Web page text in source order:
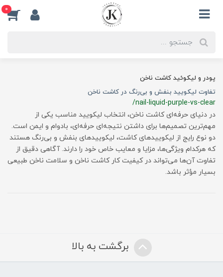
0
پودر و لیکوئید کاشت ناخن
تفاوت لیکویید بنفش و بی‌رنگ در کاشت ناخن
/nail-liquid-purple-vs-clear
در دنیای حرفه‌ای کاشت ناخن، انتخاب لیکویید مناسب یکی از
مهم‌ترین تصمیم‌ها برای داشتن نتیجه‌ای حرفه‌ای، بادوام و ایمن است.
دو نوع رایج از لیکوییدهای کاشت، لیکوییدهای بنفش و بی‌رنگ هستند
که هرکدام ویژگی‌ها، مزایا و معایب خاص خود را دارند. آگاهی دقیق از
تفاوت آن‌ها می‌تواند در کیفیت کار کاشت ناخن و سلامت ناخن طبیعی
بسیار مؤثر باشد.
برگشت به بالا